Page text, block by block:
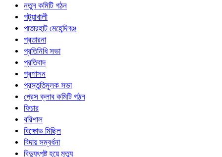
নতুন কমিটি গঠন
পটুয়াখালী
পাতারহাট মেহেন্দিগঞ্জ
প্রতারনা
প্রতিনিধি সভা
প্রতিবাদ
প্রশাসন
প্রস্তুতিমূলক সভা
প্রেস ক্লাব কমিটি গঠন
ফিচার
বরিশাল
বিক্ষোভ মিছিল
বিদায় সম্বর্ধনা
বিদ্যুৎপৃষ্ট হয়ে মৃত্যু